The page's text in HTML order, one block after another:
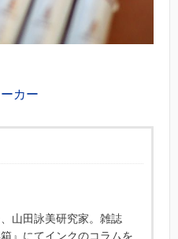
カー
山田詠美研究家。雑誌
箱』にてインクのコラムを